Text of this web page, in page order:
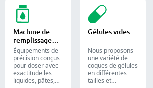
comprimés, de
gélules et de
gélules molles. Il
est toujours
appliqué dans la
production
pharmaceutique
et des
compléments
alimentaires.
blisters, sachets
et tubes dans des
étuis pour
l'emballage
pharmaceutique,
alimentaire.
Machine de
remplissage
liquide
Équipements de
précision conçus
pour doser avec
exactitude les
liquides, pâtes,
Gélules vides
Nous proposons
une variété de
coques de gélules
en différentes
tailles et